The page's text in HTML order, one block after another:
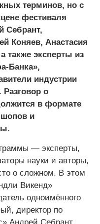
терминов, но с
фестиваля
Себрант,
Коняев, Анастасия
также эксперты из
Банка»,
индустрии
Разговор о
в формате
и
— эксперты,
науки и авторы,
о сложном. В этом
Викенд»
одноимённого
директор по